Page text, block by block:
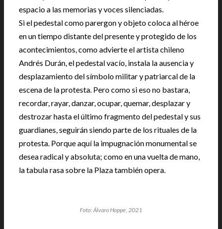
espacio a las memorias y voces silenciadas.
Si el pedestal como parergon y objeto coloca al héroe
en un tiempo distante del presente y protegido de los
acontecimientos, como advierte el artista chileno
Andrés Durán, el pedestal vacío, instala la ausencia y
desplazamiento del símbolo militar y patriarcal de la
escena de la protesta. Pero como si eso no bastara,
recordar, rayar, danzar, ocupar, quemar, desplazar y
destrozar hasta el último fragmento del pedestal y sus
guardianes, seguirán siendo parte de los rituales de la
protesta. Porque aquí la impugnación monumental se
desea radical y absoluta; como en una vuelta de mano,
la tabula rasa sobre la Plaza también opera.
Foto: Álvaro Hoppe, 2021